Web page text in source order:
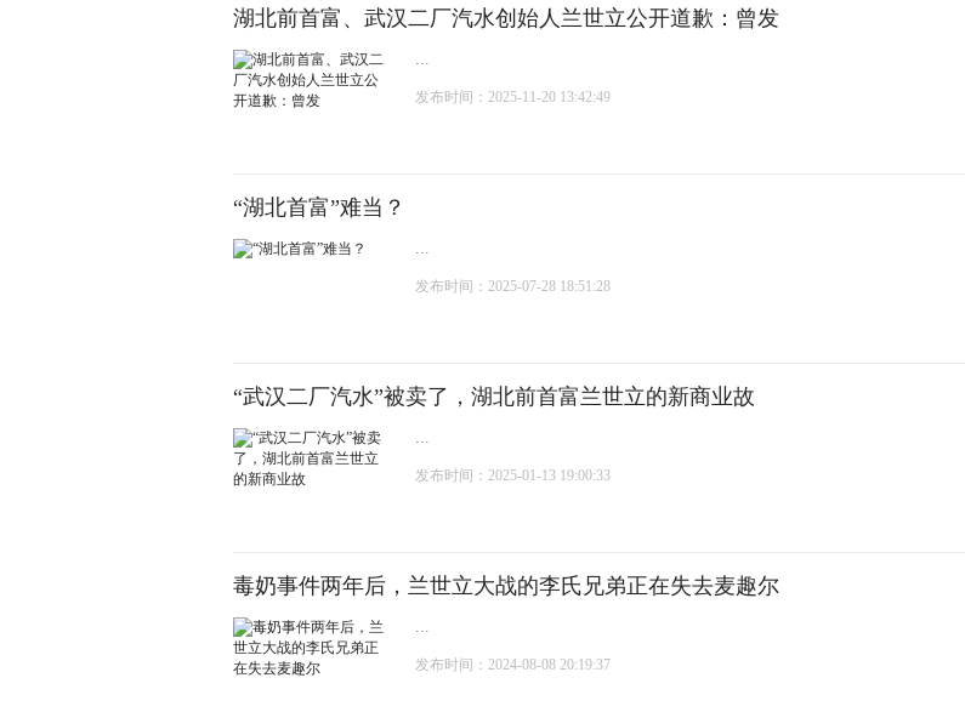
湖北前首富、武汉二厂汽水创始人兰世立公开道歉：曾发
...
发布时间：2025-11-20 13:42:49
“湖北首富”难当？
...
发布时间：2025-07-28 18:51:28
“武汉二厂汽水”被卖了，湖北前首富兰世立的新商业故
...
发布时间：2025-01-13 19:00:33
毒奶事件两年后，兰世立大战的李氏兄弟正在失去麦趣尔
...
发布时间：2024-08-08 20:19:37